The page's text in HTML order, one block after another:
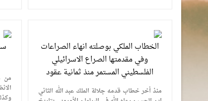
الخطاب الملكي بوصلته انهاء الصراعات
وفي مقدمتها الصراع الاسرائيلي
الفلسطيني المستمر منذ ثمانية عقود
منذ أخر خطاب قدمه جلالة الملك عبد الله الثاني
من